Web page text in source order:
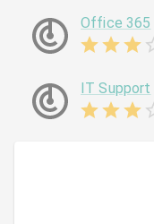
Office 365
IT Support